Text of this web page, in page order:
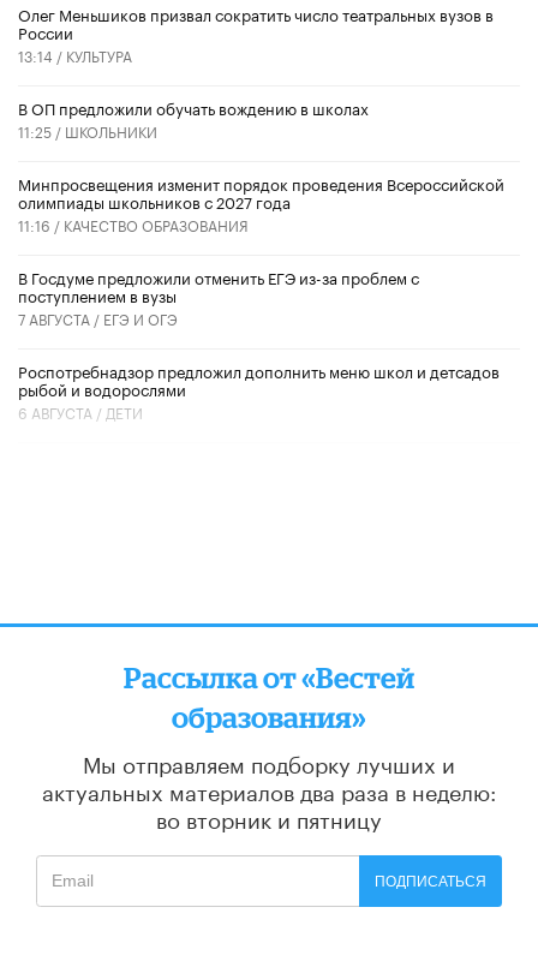
Олег Меньшиков призвал сократить число театральных вузов в
России
13:14 / КУЛЬТУРА
В ОП предложили обучать вождению в школах
11:25 / ШКОЛЬНИКИ
Минпросвещения изменит порядок проведения Всероссийской
олимпиады школьников с 2027 года
11:16 / КАЧЕСТВО ОБРАЗОВАНИЯ
В Госдуме предложили отменить ЕГЭ из-за проблем с
поступлением в вузы
7 АВГУСТА / ЕГЭ И ОГЭ
Роспотребнадзор предложил дополнить меню школ и детсадов
рыбой и водорослями
6 АВГУСТА / ДЕТИ
Рассылка от «Вестей
образования»
Мы отправляем подборку лучших и
актуальных материалов два раза в неделю:
во вторник и пятницу
ПОДПИСАТЬСЯ